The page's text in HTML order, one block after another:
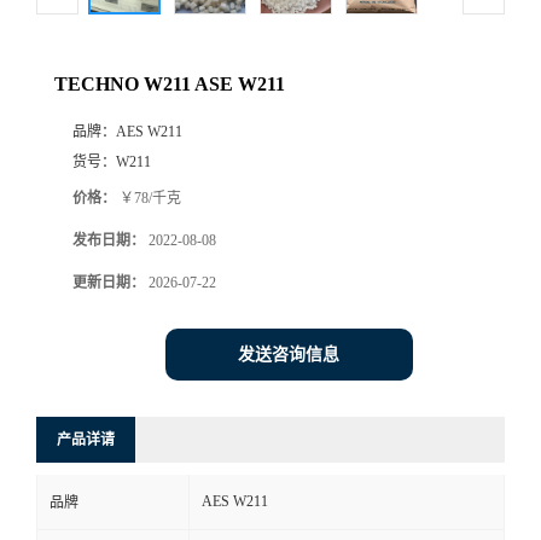
厅
系
TECHNO W211 ASE W211
品牌： AES W211
货号： W211
价格： ￥78/千克
发布日期： 2022-08-08
更新日期： 2026-07-22
发送咨询信息
产品详请
品牌 AES W211